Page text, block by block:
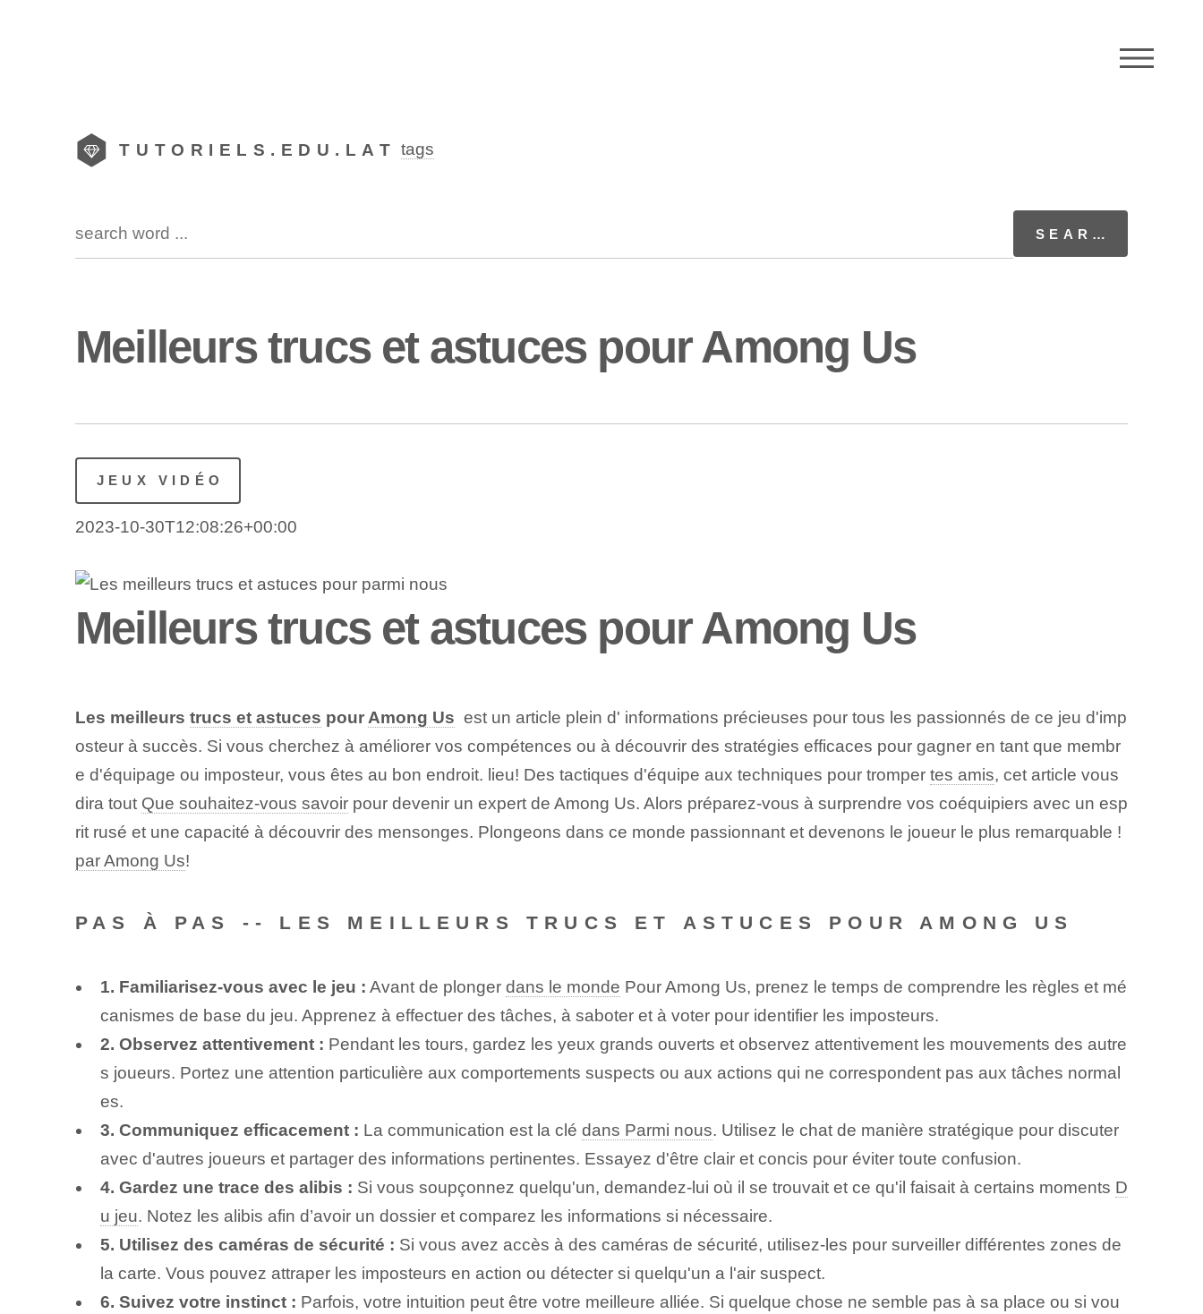
TUTORIELS.EDU.LAT tags
Meilleurs trucs et astuces pour Among Us
JEUX VIDÉO
2023-10-30T12:08:26+00:00
Meilleurs trucs et astuces pour Among Us
Les meilleurs trucs et astuces pourAmong Us ‌ est un⁤ article ​plein d'‌ informations précieuses pour tous​ les passionnés de ce jeu d'imp
osteur‍ à succès.⁢ Si vous cherchez à améliorer vos compétences ou à découvrir des stratégies efficaces ⁤pour ​gagner‍ en tant que membr
e d'équipage ou imposteur, vous êtes au bon endroit. lieu! Des ⁢tactiques d'équipe aux techniques pour tromper⁤ tes amis, cet⁢ article vous
dira tout⁣ Que souhaitez-vous savoirpour devenir un expert de Among Us. Alors préparez-vous à surprendre vos coéquipiers avec un esp
rit rusé et une capacité à découvrir des mensonges. Plongeons dans ce monde passionnant et devenons le joueur le plus remarquable !
par Among Us!
PAS À PAS -- LES MEILLEURS TRUCS ET ASTUCES POUR AMONG‌ US
1.​ Familiarisez-vous avec le jeu : Avant de plonger dans le monde Pour Among Us, prenez le temps de comprendre les règles et mé
canismes de base du jeu. Apprenez à effectuer des tâches, à saboter et à voter pour identifier les imposteurs.
2. Observez attentivement : Pendant les tours, gardez les yeux grands ouverts et observez attentivement les mouvements des autre
s joueurs. Portez une attention particulière aux comportements suspects ou aux actions qui ne correspondent pas aux tâches normal
es.
3. Communiquez efficacement : La communication est la clé dans Parmi nous. Utilisez le chat de manière stratégique pour discuter
avec d'autres joueurs et partager des informations pertinentes. Essayez d'être clair et concis pour éviter toute confusion.
4. Gardez une trace des alibis : ⁣Si vous soupçonnez quelqu'un, demandez-lui où il se trouvait et ce qu'il faisait à certains moments D
u jeu. Notez les alibis afin d’avoir un dossier et comparez les informations si nécessaire.
5. Utilisez des caméras de sécurité : Si vous avez accès à des caméras de sécurité, utilisez-les pour surveiller différentes zones de
la carte. Vous pouvez attraper les imposteurs en action ou détecter si quelqu'un a l'air suspect.
6. Suivez votre instinct : Parfois, votre intuition peut être votre meilleure alliée. Si quelque chose ne semble pas à sa place ou si vou